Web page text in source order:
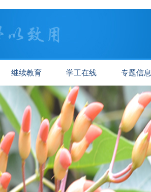
继续教育 学工在线 专题信息